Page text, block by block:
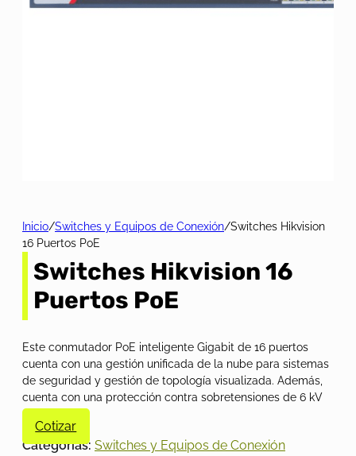
Inicio/Switches y Equipos de Conexión/Switches Hikvision
16 Puertos PoE
Switches Hikvision 16
Puertos PoE
Este conmutador PoE inteligente Gigabit de 16 puertos
cuenta con una gestión unificada de la nube para sistemas
de seguridad y gestión de topología visualizada. Además,
cuenta con una protección contra sobretensiones de 6 kV
Cotizar
Categorías: Switches y Equipos de Conexión